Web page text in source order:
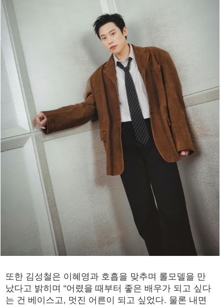
또한 김성철은 이혜영과 호흡을 맞추며 롤모델을 만
났다고 밝히며 "어렸을 때부터 좋은 배우가 되고 싶다
는 건 베이스고, 멋진 어른이 되고 싶었다. 물론 내면